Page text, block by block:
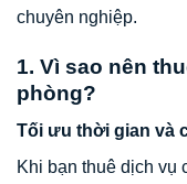
chuyên nghiệp.
1. Vì sao nên
phòng?
Tối ưu thời gian và
Khi bạn thuê dịch vụ